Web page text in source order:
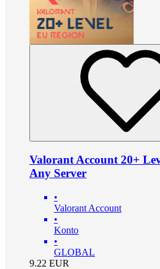
Valorant Account 20+
Any Server
•
Valorant Account
•
Konto
•
GLOBAL
9.22 EUR